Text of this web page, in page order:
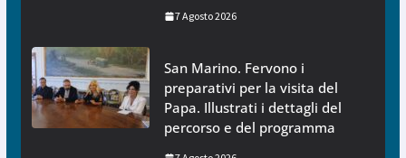
7 Agosto 2026
San Marino. Fervono i
preparativi per la visita del
Papa. Illustrati i dettagli del
percorso e del programma